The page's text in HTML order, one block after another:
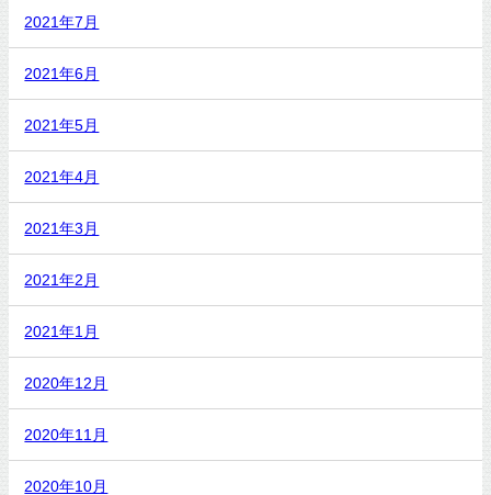
2021年7月
2021年6月
2021年5月
2021年4月
2021年3月
2021年2月
2021年1月
2020年12月
2020年11月
2020年10月